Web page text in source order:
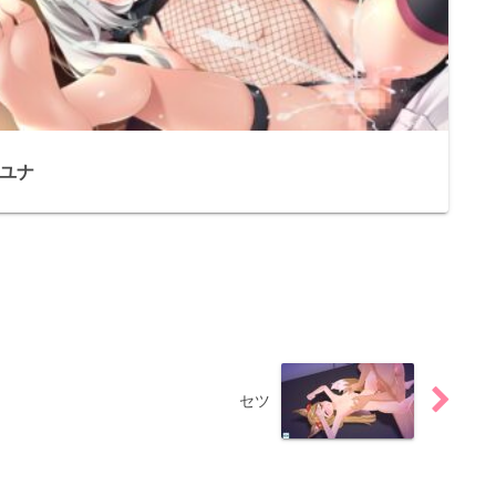
ユナ
セツ